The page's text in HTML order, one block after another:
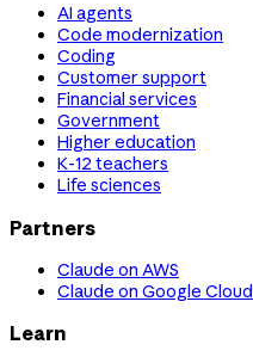
AI agents
Code modernization
Coding
Customer support
Financial services
Government
Higher education
K-12 teachers
Life sciences
Partners
Claude on AWS
Claude on Google Cloud
Learn